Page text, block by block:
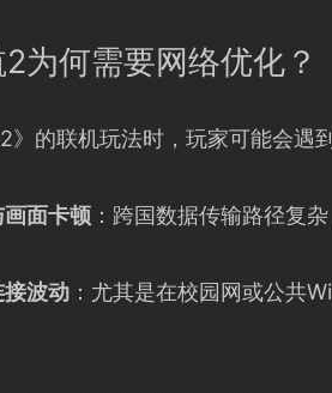
为何需要网络优化？
》的联机玩法时，玩家可能会遇
面卡顿：跨国数据传输路径复
波动：尤其是在校园网或公共